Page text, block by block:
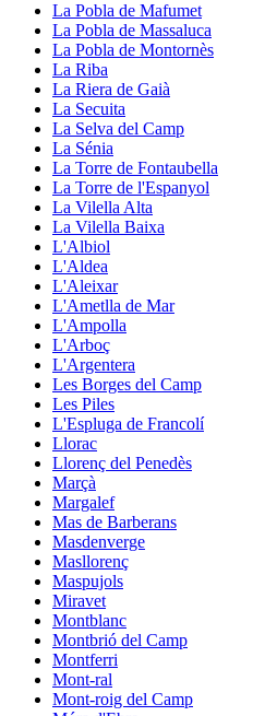
La Pobla de Mafumet
La Pobla de Massaluca
La Pobla de Montornès
La Riba
La Riera de Gaià
La Secuita
La Selva del Camp
La Sénia
La Torre de Fontaubella
La Torre de l'Espanyol
La Vilella Alta
La Vilella Baixa
L'Albiol
L'Aldea
L'Aleixar
L'Ametlla de Mar
L'Ampolla
L'Arboç
L'Argentera
Les Borges del Camp
Les Piles
L'Espluga de Francolí
Llorac
Llorenç del Penedès
Marçà
Margalef
Mas de Barberans
Masdenverge
Masllorenç
Maspujols
Miravet
Montblanc
Montbrió del Camp
Montferri
Mont-ral
Mont-roig del Camp